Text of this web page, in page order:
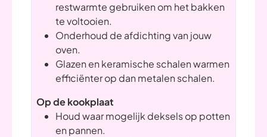
restwarmte gebruiken om het bakken
te voltooien.
Onderhoud de afdichting van jouw
oven.
Glazen en keramische schalen warmen
efficiënter op dan metalen schalen.
Op de kookplaat
Houd waar mogelijk deksels op potten
en pannen.